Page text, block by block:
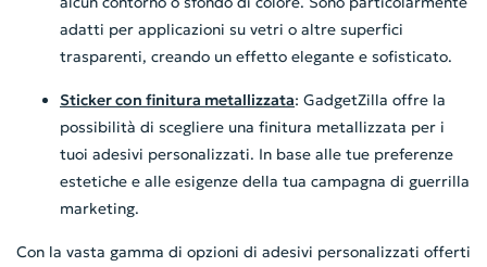
adatti per applicazioni su vetri o altre superfici
trasparenti, creando un effetto elegante e sofisticato.
Sticker con finitura metallizzata: GadgetZilla offre la
possibilità di scegliere una finitura metallizzata per i
tuoi adesivi personalizzati. In base alle tue preferenze
estetiche e alle esigenze della tua campagna di guerrilla
marketing.
Con la vasta gamma di opzioni di adesivi personalizzati offerti